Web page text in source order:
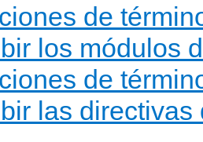
de
los módulos
de
las directivas